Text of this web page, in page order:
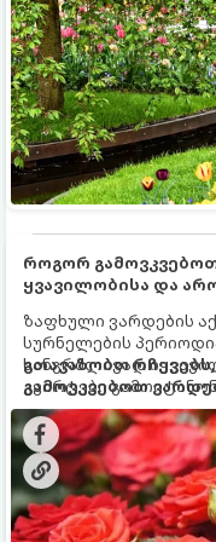
როგორ
ყვავილობისა და
ზაფხული ვარდების
სურნელების
ხანგრძლივად
კვირტები
გამოკვება
მოთხოვნილებები
ვიცოდეთ, რომელი
გთავაზობთ
გამოვკვებოთ
შედეგის